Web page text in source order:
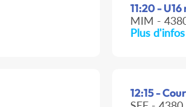
11:20 -
MIM -
Plus d'infos
12:15 -